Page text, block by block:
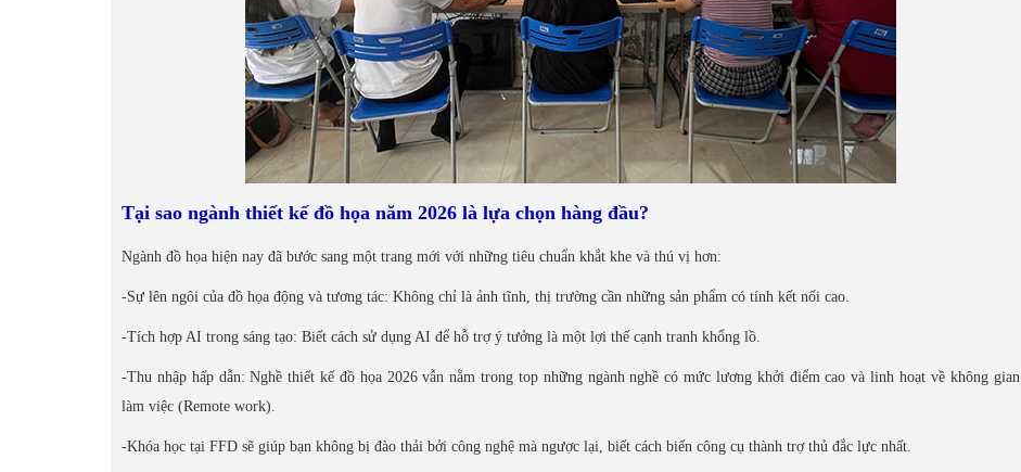
Tại sao ngành thiết kế đồ họa năm 2026 là lựa chọn hàng đầu?
Ngành đồ họa hiện nay đã bước sang một trang mới với những tiêu chuẩn khắt khe và thú vị hơn:
-Sự lên ngôi của đồ họa động và tương tác: Không chỉ là ảnh tĩnh, thị trường cần những sản phẩm có tính kết nối cao.
-Tích hợp AI trong sáng tạo: Biết cách sử dụng AI để hỗ trợ ý tưởng là một lợi thế cạnh tranh khổng lồ.
-Thu nhập hấp dẫn: Nghề thiết kế đồ họa 2026 vẫn nằm trong top những ngành nghề có mức lương khởi điểm cao và linh hoạt về không gian
làm việc (Remote work).
-Khóa học tại FFD sẽ giúp bạn không bị đào thải bởi công nghệ mà ngược lại, biết cách biến công cụ thành trợ thủ đắc lực nhất.